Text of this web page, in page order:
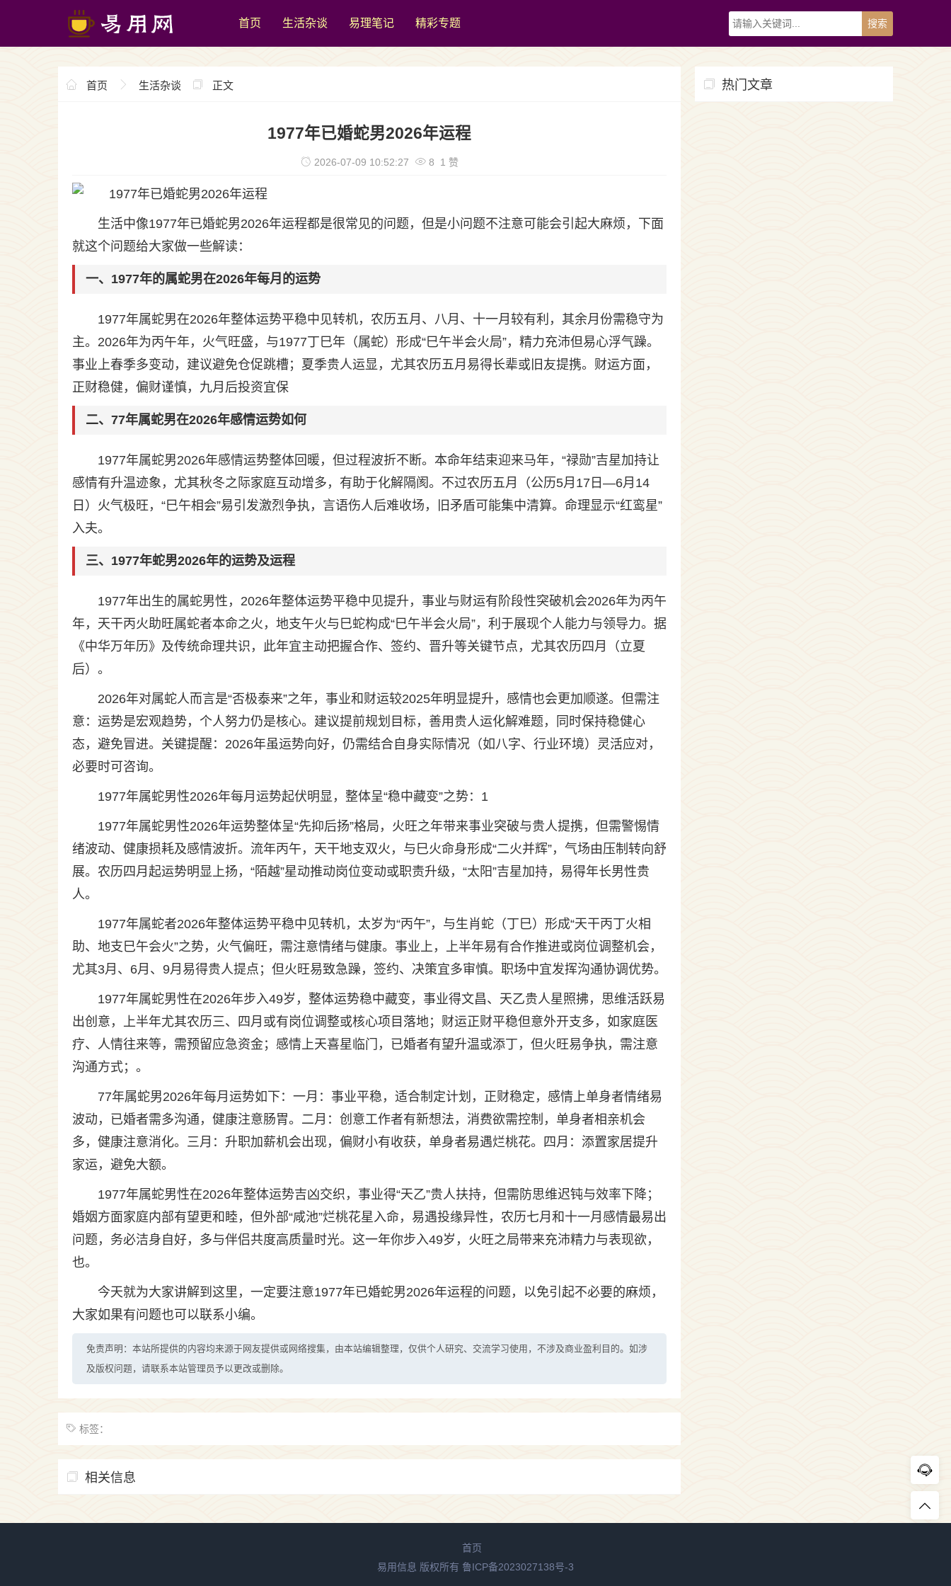
首页 生活杂谈 易理笔记 精彩专题
首页 生活杂谈 正文
1977年已婚蛇男2026年运程
2026-07-09 10:52:27 8 1 赞
生活中像1977年已婚蛇男2026年运程都是很常见的问题，但是小问题不注意可能会引起大麻烦，下面
就这个问题给大家做一些解读：
一、1977年的属蛇男在2026年每月的运势
1977年属蛇男在2026年整体运势平稳中见转机，农历五月、八月、十一月较有利，其余月份需稳守为
主。2026年为丙午年，火气旺盛，与1977丁巳年（属蛇）形成“巳午半会火局”，精力充沛但易心浮气躁。
事业上春季多变动，建议避免仓促跳槽；夏季贵人运显，尤其农历五月易得长辈或旧友提携。财运方面，
正财稳健，偏财谨慎，九月后投资宜保
二、77年属蛇男在2026年感情运势如何
1977年属蛇男2026年感情运势整体回暖，但过程波折不断。本命年结束迎来马年，“禄勋”吉星加持让
感情有升温迹象，尤其秋冬之际家庭互动增多，有助于化解隔阂。不过农历五月（公历5月17日—6月14
日）火气极旺，“巳午相会”易引发激烈争执，言语伤人后难收场，旧矛盾可能集中清算。命理显示“红鸾星”
入夫。
三、1977年蛇男2026年的运势及运程
1977年出生的属蛇男性，2026年整体运势平稳中见提升，事业与财运有阶段性突破机会2026年为丙午
年，天干丙火助旺属蛇者本命之火，地支午火与巳蛇构成“巳午半会火局”，利于展现个人能力与领导力。据
《中华万年历》及传统命理共识，此年宜主动把握合作、签约、晋升等关键节点，尤其农历四月（立夏
后）。
2026年对属蛇人而言是“否极泰来”之年，事业和财运较2025年明显提升，感情也会更加顺遂。但需注
意：运势是宏观趋势，个人努力仍是核心。建议提前规划目标，善用贵人运化解难题，同时保持稳健心
态，避免冒进。关键提醒：2026年虽运势向好，仍需结合自身实际情况（如八字、行业环境）灵活应对，
必要时可咨询。
1977年属蛇男性2026年每月运势起伏明显，整体呈“稳中藏变”之势：1
1977年属蛇男性2026年运势整体呈“先抑后扬”格局，火旺之年带来事业突破与贵人提携，但需警惕情
绪波动、健康损耗及感情波折。流年丙午，天干地支双火，与巳火命身形成“二火并辉”，气场由压制转向舒
展。农历四月起运势明显上扬，“陌越”星动推动岗位变动或职责升级，“太阳”吉星加持，易得年长男性贵
人。
1977年属蛇者2026年整体运势平稳中见转机，太岁为“丙午”，与生肖蛇（丁巳）形成“天干丙丁火相
助、地支巳午会火”之势，火气偏旺，需注意情绪与健康。事业上，上半年易有合作推进或岗位调整机会，
尤其3月、6月、9月易得贵人提点；但火旺易致急躁，签约、决策宜多审慎。职场中宜发挥沟通协调优势。
1977年属蛇男性在2026年步入49岁，整体运势稳中藏变，事业得文昌、天乙贵人星照拂，思维活跃易
出创意，上半年尤其农历三、四月或有岗位调整或核心项目落地；财运正财平稳但意外开支多，如家庭医
疗、人情往来等，需预留应急资金；感情上天喜星临门，已婚者有望升温或添丁，但火旺易争执，需注意
沟通方式；。
77年属蛇男2026年每月运势如下：一月：事业平稳，适合制定计划，正财稳定，感情上单身者情绪易
波动，已婚者需多沟通，健康注意肠胃。二月：创意工作者有新想法，消费欲需控制，单身者相亲机会
多，健康注意消化。三月：升职加薪机会出现，偏财小有收获，单身者易遇烂桃花。四月：添置家居提升
家运，避免大额。
1977年属蛇男性在2026年整体运势吉凶交织，事业得“天乙”贵人扶持，但需防思维迟钝与效率下降；
婚姻方面家庭内部有望更和睦，但外部“咸池”烂桃花星入命，易遇投缘异性，农历七月和十一月感情最易出
问题，务必洁身自好，多与伴侣共度高质量时光。这一年你步入49岁，火旺之局带来充沛精力与表现欲，
也。
今天就为大家讲解到这里，一定要注意1977年已婚蛇男2026年运程的问题，以免引起不必要的麻烦，
大家如果有问题也可以联系小编。
免责声明：本站所提供的内容均来源于网友提供或网络搜集，由本站编辑整理，仅供个人研究、交流学习使用，不涉及商业盈利目的。如涉
及版权问题，请联系本站管理员予以更改或删除。
标签：
相关信息
热门文章
首页
易用信息 版权所有 鲁ICP备2023027138号-3